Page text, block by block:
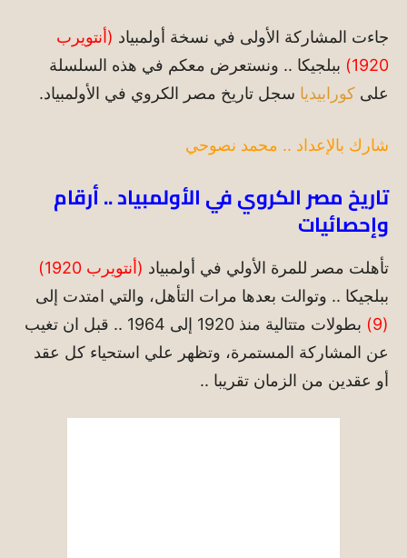
جاءت المشاركة الأولى في نسخة أولمبياد (أنتويرب
1920)
ببلجيكا .. ونستعرض معكم في هذه السلسلة
على كورابيديا سجل تاريخ مصر الكروي في الأولمبياد.
شارك بالإعداد .. محمد نصوحي
تاريخ مصر الكروي في الأولمبياد .. أرقام
وإحصائيات
تأهلت مصر للمرة الأولي في أولمبياد (أنتويرب 1920)
ببلجيكا .. وتوالت بعدها مرات التأهل، والتي امتدت إلى
(9)
بطولات متتالية منذ 1920 إلى 1964 .. قبل ان تغيب
عن المشاركة المستمرة، وتظهر علي استحياء كل عقد
أو عقدين من الزمان تقريبا ..